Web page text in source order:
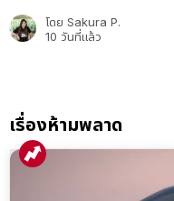
โดย Sakura P.
10 วันที่แล้ว
เรื่องห้ามพลาด